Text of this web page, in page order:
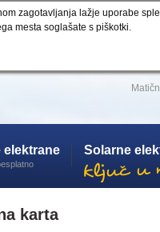
elektrane Solarne
karta
zagotavljanja lažje uporabe
mesta soglašate s piškotki.